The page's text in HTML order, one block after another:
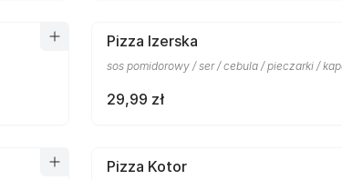
Pizza Izerska
sos pomidorowy / ser / cebula / pieczarki /
29,99 zł
Pizza Kotor